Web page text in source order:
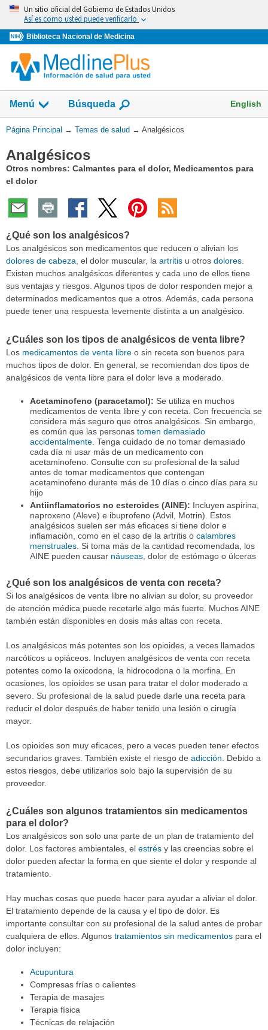
Omita
vaya
al
Contenido
Un sitio oficial del Gobierno de Estados Unidos
Así es como usted puede verificarlo
Biblioteca Nacional de Medicina
Menú
Mostrar
campo
de
Búsqueda English
Usted
aquí:
Página Principal → Temas de salud → Analgésicos
Analgésicos
Otros nombres: Calmantes para el dolor, Medicamentos para
el dolor
¿Qué son los analgésicos?
Los analgésicos son medicamentos que reducen o alivian los
dolores de cabeza, el dolor muscular, la artritis u otros dolores.
Existen muchos analgésicos diferentes y cada uno de ellos tiene
sus ventajas y riesgos. Algunos tipos de dolor responden mejor a
determinados medicamentos que a otros. Además, cada persona
puede tener una respuesta levemente distinta a un analgésico.
¿Cuáles son los tipos de analgésicos de venta libre?
Los medicamentos de venta libre o sin receta son buenos para
muchos tipos de dolor. En general, se recomiendan dos tipos de
analgésicos de venta libre para el dolor leve a moderado.
Acetaminofeno (paracetamol): Se utiliza en muchos
medicamentos de venta libre y con receta. Con frecuencia se
considera más seguro que otros analgésicos. Sin embargo,
es común que las personas tomen demasiado
accidentalmente. Tenga cuidado de no tomar demasiado
cada día ni usar más de un medicamento con
acetaminofeno. Consulte con su profesional de la salud
antes de tomar medicamentos que contengan
acetaminofeno durante más de 10 días o cinco días para su
hijo
Antiinflamatorios no esteroides (AINE): Incluyen aspirina,
naproxeno (Aleve) e ibuprofeno (Advil, Motrin). Estos
analgésicos suelen ser más eficaces si tiene dolor e
inflamación, como en el caso de la artritis o calambres
menstruales. Si toma más de la cantidad recomendada, los
AINE pueden causar náuseas, dolor de estómago o úlceras
¿Qué son los analgésicos de venta con receta?
Si los analgésicos de venta libre no alivian su dolor, su proveedor
de atención médica puede recetarle algo más fuerte. Muchos AINE
también están disponibles en dosis más altas con receta.
Los analgésicos más potentes son los opioides, a veces llamados
narcóticos u opiáceos. Incluyen analgésicos de venta con receta
potentes como la oxicodona, la hidrocodona o la morfina. En
ocasiones, los opioides se usan para tratar el dolor moderado a
severo. Su profesional de la salud puede darle una receta para
reducir el dolor después de haber tenido una lesión o cirugía
mayor.
Los opioides son muy eficaces, pero a veces pueden tener efectos
secundarios graves. También existe el riesgo de adicción . Debido a
estos riesgos, debe utilizarlos solo bajo la supervisión de su
proveedor.
¿Cuáles son algunos tratamientos sin medicamentos
para el dolor?
Los analgésicos son solo una parte de un plan de tratamiento del
dolor. Los factores ambientales, el estrés y las creencias sobre el
dolor pueden afectar la forma en que siente el dolor y responde al
tratamiento.
Hay muchas cosas que puede hacer para ayudar a aliviar el dolor.
El tratamiento depende de la causa y el tipo de dolor. Es
importante consultar con su profesional de la salud antes de probar
cualquiera de ellos. Algunos tratamientos sin medicamentos para el
dolor incluyen:
Acupuntura
Compresas frías o calientes
Terapia de masajes
Terapia física
Técnicas de relajación